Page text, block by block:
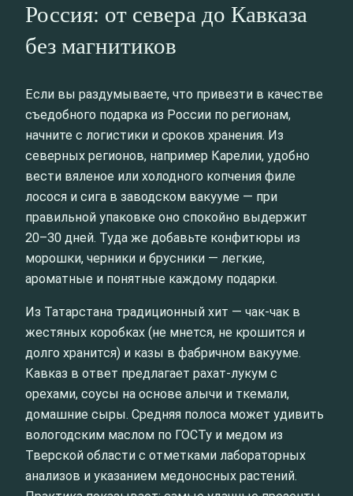
Россия: от севера до Кавказа
без магнитиков
Если вы раздумываете, что привезти в качестве
съедобного подарка из России по регионам,
начните с логистики и сроков хранения. Из
северных регионов, например Карелии, удобно
вести вяленое или холодного копчения филе
лосося и сига в заводском вакууме — при
правильной упаковке оно спокойно выдержит
20–30 дней. Туда же добавьте конфитюры из
морошки, черники и брусники — легкие,
ароматные и понятные каждому подарки.
Из Татарстана традиционный хит — чак‑чак в
жестяных коробках (не мнется, не крошится и
долго хранится) и казы в фабричном вакууме.
Кавказ в ответ предлагает рахат‑лукум с
орехами, соусы на основе алычи и ткемали,
домашние сыры. Средняя полоса может удивить
вологодским маслом по ГОСТу и медом из
Тверской области с отметками лабораторных
анализов и указанием медоносных растений.